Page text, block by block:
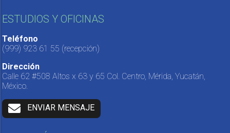
ESTUDIOS Y OFICINAS
Teléfono
(999) 923 61 55 (recepción)
Dirección
Calle 62 #508 Altos x 63 y 65 Col. Centro, Mérida, Yucatán,
México.
ENVIAR MENSAJE